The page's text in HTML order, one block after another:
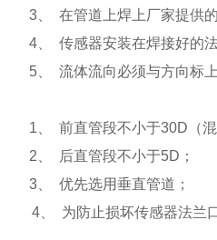
3
在管道上焊上厂家提供
4
传感器安装在焊接好的
5
流体流向必须与方向标
1
前直管段不小于30D （
2
后直管段不小于5D ；
3
优先选用垂直管道；
4、 为防止损坏传感器法兰